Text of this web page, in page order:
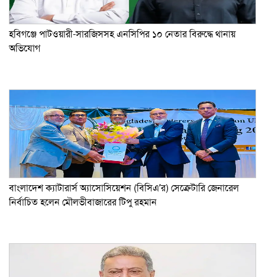
হবিগঞ্জে পাটওয়ারী-সারজিসসহ এনসিপির ১০ নেতার বিরুদ্ধে থানায়
অভিযোগ
বাংলাদেশ ক্যাটারার্স অ্যাসোসিয়েশন (বিসিএ’র) সেক্রেটারি জেনারেল
নির্বাচিত হলেন মৌলভীবাজারের টিপু রহমান